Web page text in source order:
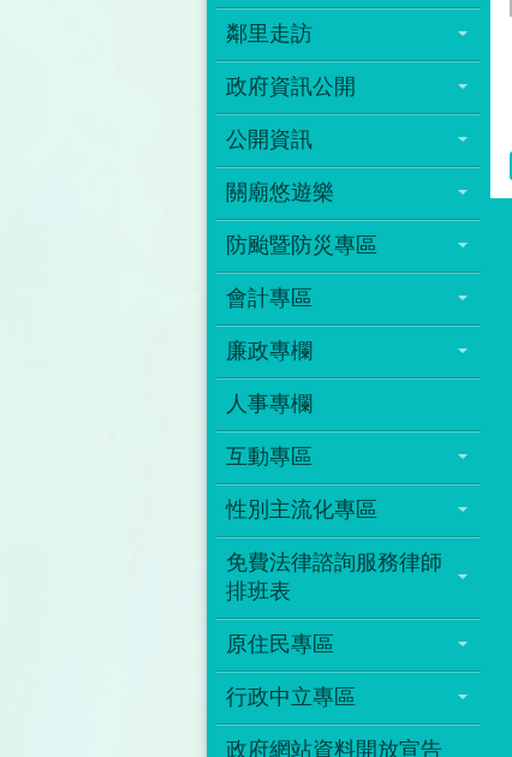
鄰里走訪
政府資訊公開
公開資訊
關廟悠遊樂
防颱暨防災專區
會計專區
廉政專欄
人事專欄
互動專區
性別主流化專區
免費法律諮詢服務律師
排班表
原住民專區
行政中立專區
政府網站資料開放宣告